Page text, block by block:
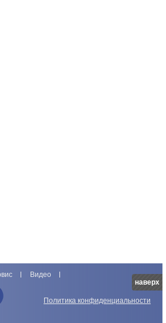
наверх
Видео
Политика конфиденциальности